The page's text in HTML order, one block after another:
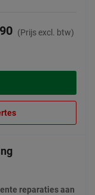
(Prijs excl. btw)
reparaties aan